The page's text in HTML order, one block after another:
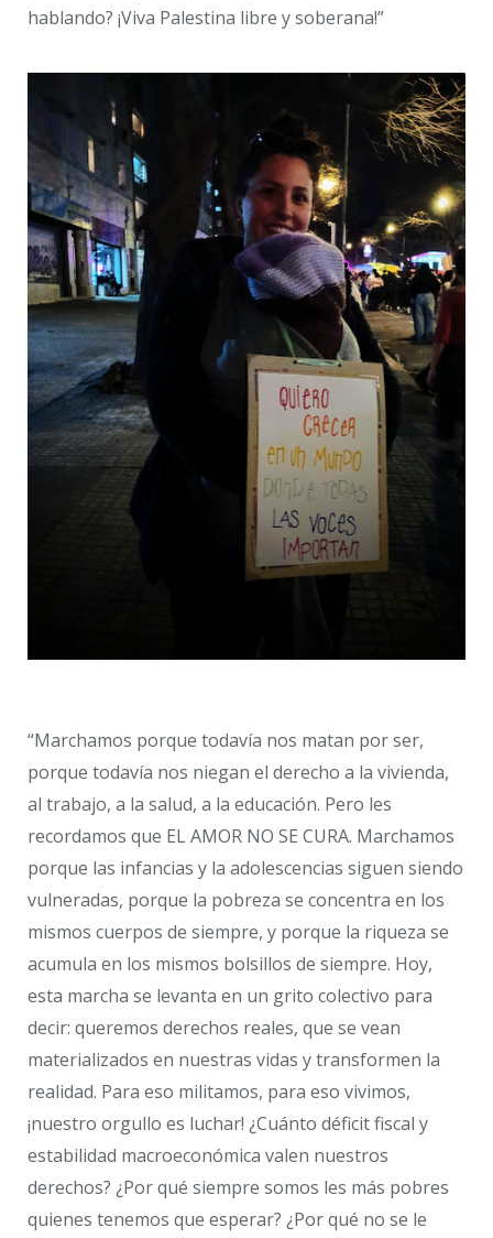
hablando? ¡Viva Palestina libre y soberana!”
“Marchamos porque todavía nos matan por ser,
porque todavía nos niegan el derecho a la vivienda,
al trabajo, a la salud, a la educación. Pero les
recordamos que EL AMOR NO SE CURA. Marchamos
porque las infancias y la adolescencias siguen siendo
vulneradas, porque la pobreza se concentra en los
mismos cuerpos de siempre, y porque la riqueza se
acumula en los mismos bolsillos de siempre. Hoy,
esta marcha se levanta en un grito colectivo para
decir: queremos derechos reales, que se vean
materializados en nuestras vidas y transformen la
realidad. Para eso militamos, para eso vivimos,
¡nuestro orgullo es luchar! ¿Cuánto déficit fiscal y
estabilidad macroeconómica valen nuestros
derechos? ¿Por qué siempre somos les más pobres
quienes tenemos que esperar? ¿Por qué no se le